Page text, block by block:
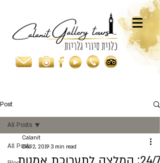
Post
All Posts
All Posts
Calanit
Dec 2, 2019 3 min read